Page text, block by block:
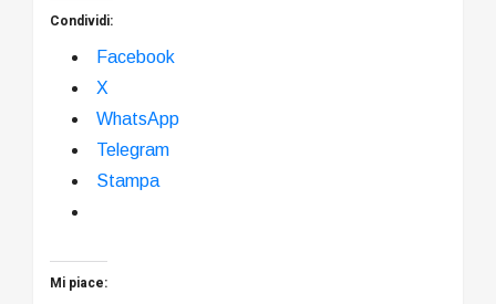
Condividi:
Facebook
X
WhatsApp
Telegram
Stampa
Mi piace: